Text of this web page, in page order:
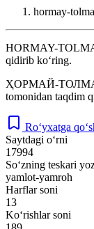
hormay-
HORMAY-
qidirib ko‘ring.
ҲОРМАЙ-
tomonidan taqdim
Ro‘yxatga
Saytdagi o‘rni
17994
So‘zning teskari
yamlot-yamroh
Harflar soni
13
Ko‘rishlar soni